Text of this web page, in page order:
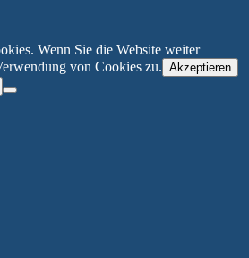
Wenn Sie die Website weiter
von Cookies zu. Akzeptieren